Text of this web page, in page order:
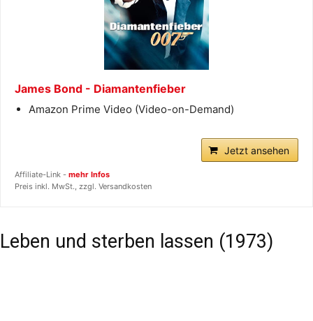
James Bond - Diamantenfieber
Amazon Prime Video (Video-on-Demand)
Jetzt ansehen
Affiliate-Link - mehr Infos
Preis inkl. MwSt., zzgl. Versandkosten
Leben und sterben lassen (1973)